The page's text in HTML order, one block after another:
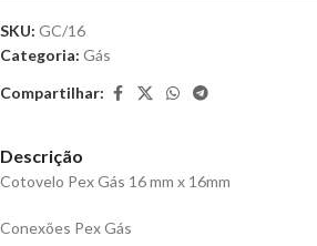
SKU: GC/16
Categoria: Gás
Compartilhar:
Descrição
Cotovelo Pex Gás 16 mm x 16mm
Conexões Pex Gás